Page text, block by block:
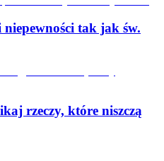
niepewności tak jak św.
rzeczy, które niszczą